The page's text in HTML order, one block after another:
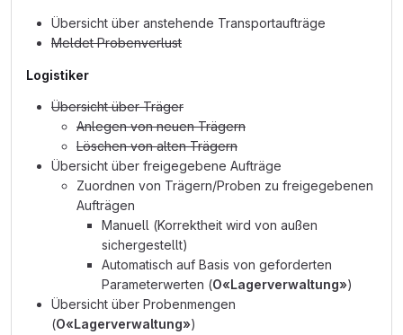
Übersicht über anstehende Transportaufträge
Meldet Probenverlust
Logistiker
Übersicht über Träger
Anlegen von neuen Trägern
Löschen von alten Trägern
Übersicht über freigegebene Aufträge
Zuordnen von Trägern/Proben zu freigegebenen
Aufträgen
Manuell (Korrektheit wird von außen
sichergestellt)
Automatisch auf Basis von geforderten
Parameterwerten (O«Lagerverwaltung»)
Übersicht über Probenmengen
(O«Lagerverwaltung»)